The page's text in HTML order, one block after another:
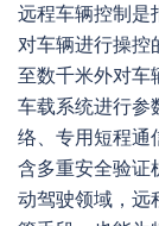
远程车辆控制是
对车辆进行操控
至数千米外对车
车载系统进行参
络、专用短程通
含多重安全验证
动驾驶领域，远